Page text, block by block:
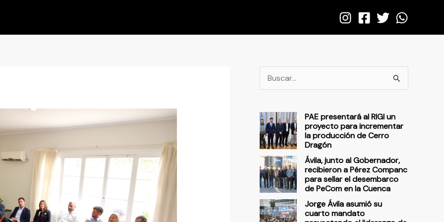
u
c
a
p
o
r
:
PAE presentará al RIGI un
proyecto para incrementar
la producción de Cerro
Dragón
Ávila, junto al Gobernador,
recibieron a Pérez Companc
para sellar el desembarco
de PeCom en la Cuenca
Jorge Ávila asumió su
cuarto mandato